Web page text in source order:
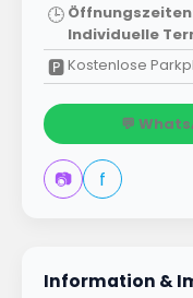
🕒
Individuelle
🅿️Kostenlose
💬
📷 f
Information &